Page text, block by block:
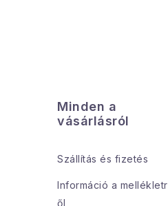
Minden a
vásárlásról
Szállítás és fizetés
Információ a mellékletr
ől